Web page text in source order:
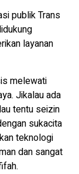
publik Trans
layanan
melewati
Jikalau ada
tentu seizin
sukacita
teknologi
dan sangat